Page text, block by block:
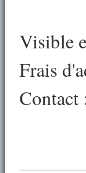
Visible
Frais